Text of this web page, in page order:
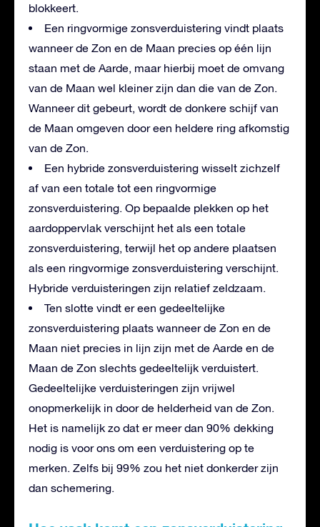
blokkeert.
Een ringvormige zonsverduistering vindt plaats
wanneer de Zon en de Maan precies op één lijn
staan met de Aarde, maar hierbij moet de omvang
van de Maan wel kleiner zijn dan die van de Zon.
Wanneer dit gebeurt, wordt de donkere schijf van
de Maan omgeven door een heldere ring afkomstig
van de Zon.
Een hybride zonsverduistering wisselt zichzelf
af van een totale tot een ringvormige
zonsverduistering. Op bepaalde plekken op het
aardoppervlak verschijnt het als een totale
zonsverduistering, terwijl het op andere plaatsen
als een ringvormige zonsverduistering verschijnt.
Hybride verduisteringen zijn relatief zeldzaam.
Ten slotte vindt er een gedeeltelijke
zonsverduistering plaats wanneer de Zon en de
Maan niet precies in lijn zijn met de Aarde en de
Maan de Zon slechts gedeeltelijk verduistert.
Gedeeltelijke verduisteringen zijn vrijwel
onopmerkelijk in door de helderheid van de Zon.
Het is namelijk zo dat er meer dan 90% dekking
nodig is voor ons om een verduistering op te
merken. Zelfs bij 99% zou het niet donkerder zijn
dan schemering.